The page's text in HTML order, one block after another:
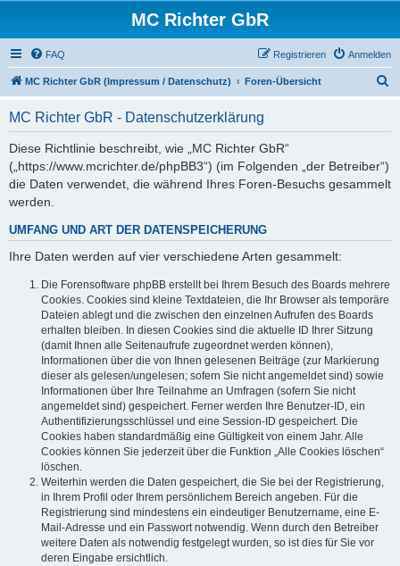
MC Richter GbR
FAQ Anmelden
Registrieren
MC Richter GbR (Impressum / Datenschutz) Foren-Übersicht
MC Richter GbR - Datenschutzerklärung
Diese Richtlinie beschreibt, wie „MC Richter GbR“
(„https://www.mcrichter.de/phpBB3“) (im Folgenden „der Betreiber“)
die Daten verwendet, die während Ihres Foren-Besuchs gesammelt
werden.
UMFANG UND ART DER DATENSPEICHERUNG
Ihre Daten werden auf vier verschiedene Arten gesammelt:
Die Forensoftware phpBB erstellt bei Ihrem Besuch des Boards mehrere
Cookies. Cookies sind kleine Textdateien, die Ihr Browser als temporäre
Dateien ablegt und die zwischen den einzelnen Aufrufen des Boards
erhalten bleiben. In diesen Cookies sind die aktuelle ID Ihrer Sitzung
(damit Ihnen alle Seitenaufrufe zugeordnet werden können),
Informationen über die von Ihnen gelesenen Beiträge (zur Markierung
dieser als gelesen/ungelesen; sofern Sie nicht angemeldet sind) sowie
Informationen über Ihre Teilnahme an Umfragen (sofern Sie nicht
angemeldet sind) gespeichert. Ferner werden Ihre Benutzer-ID, ein
Authentifizierungsschlüssel und eine Session-ID gespeichert. Die
Cookies haben standardmäßig eine Gültigkeit von einem Jahr. Alle
Cookies können Sie jederzeit über die Funktion „Alle Cookies löschen“
löschen.
Weiterhin werden die Daten gespeichert, die Sie bei der Registrierung,
in Ihrem Profil oder Ihrem persönlichem Bereich angeben. Für die
Registrierung sind mindestens ein eindeutiger Benutzername, eine E-
Mail-Adresse und ein Passwort notwendig. Wenn durch den Betreiber
weitere Daten als notwendig festgelegt wurden, so ist dies für Sie vor
deren Eingabe ersichtlich.